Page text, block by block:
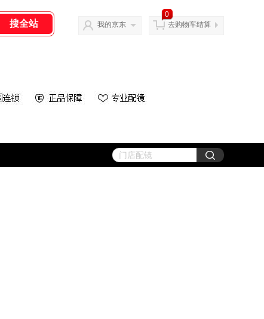
我的京东
0
去购物车结算